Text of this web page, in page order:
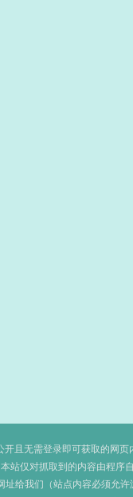
且无需登录即可获取的网
本站仅对抓取到的内容由程序
给我们（站点内容必须允